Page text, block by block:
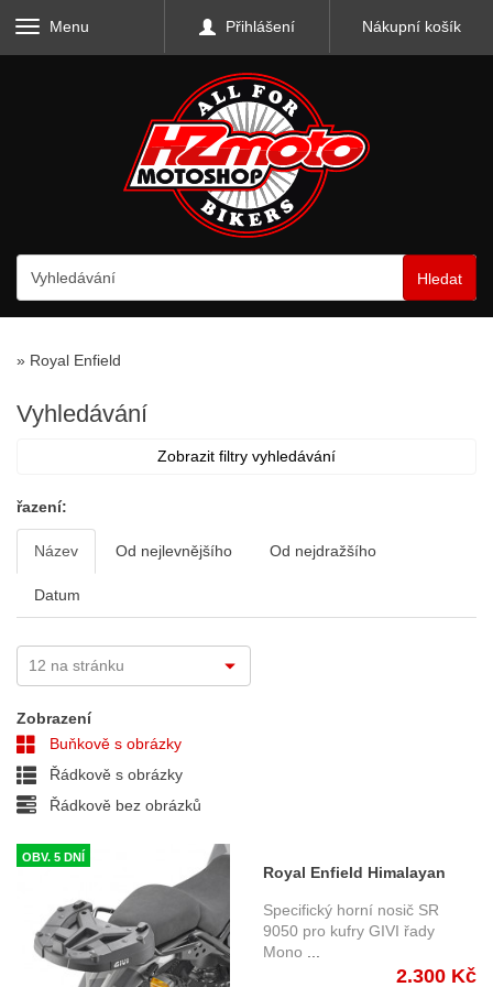
Menu Přihlášení Nákupní košík
Hledat
» Royal Enfield
Vyhledávání
Zobrazit filtry vyhledávání
řazení:
Název Od nejlevnějšího Od nejdražšího
Datum
Zobrazení
Buňkově s obrázky
Řádkově s obrázky
Řádkově bez obrázků
OBV. 5 DNÍ
Royal Enfield Himalayan
(18-20) - hoční nosič Givi
SR9050
Specifický horní nosič SR
9050 pro kufry GIVI řady
Mono
2.300 Kč